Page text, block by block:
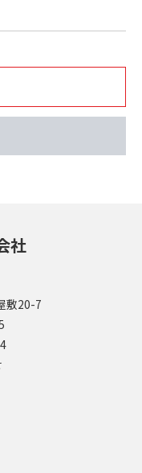
社
敷20-7